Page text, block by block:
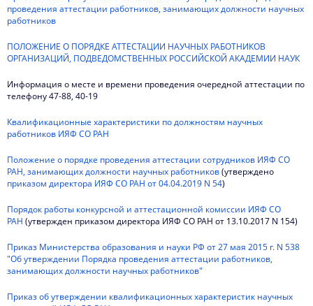
проведения аттестации работников, занимающих должности научных
работников
ПОЛОЖЕНИЕ О ПОРЯДКЕ АТТЕСТАЦИИ НАУЧНЫХ РАБОТНИКОВ
ОРГАНИЗАЦИЙ, ПОДВЕДОМСТВЕННЫХ РОССИЙСКОЙ АКАДЕМИИ НАУК
Информация о месте и времени проведения очередной аттестации по
телефону 47-88, 40-19
Квалификационные характеристики по должностям научных
работников ИЯФ СО РАН
Положение о порядке проведения аттестации сотрудников ИЯФ СО
РАН, занимающих должности научных работников(утверждено
приказом директора ИЯФ СО РАН от 04.04.2019 N 54)
Порядок работы конкурсной и аттестационной комиссии ИЯФ СО
РАН (утвержден приказом директора ИЯФ СО РАН от 13.10.2017 N 154)
Приказ Министерства образования и науки РФ от 27 мая 2015 г. N 538
"Об утверждении Порядка проведения аттестации работников,
занимающих должности научных работников"
Приказ об утверждении квалификационных характеристик научных